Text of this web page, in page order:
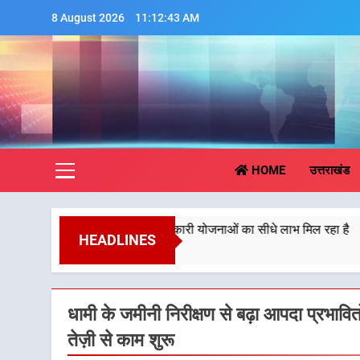
content
8 August 2026 11:12:44 AM
HOME उत्तराखंड
HEADLINES
लोगों को सरकारी योजनाओं का सीधे लाभ मिल रहा है
धामी के जमीनी निरीक्षण से बढ़ा आपदा
तेज़ी से काम शुरू